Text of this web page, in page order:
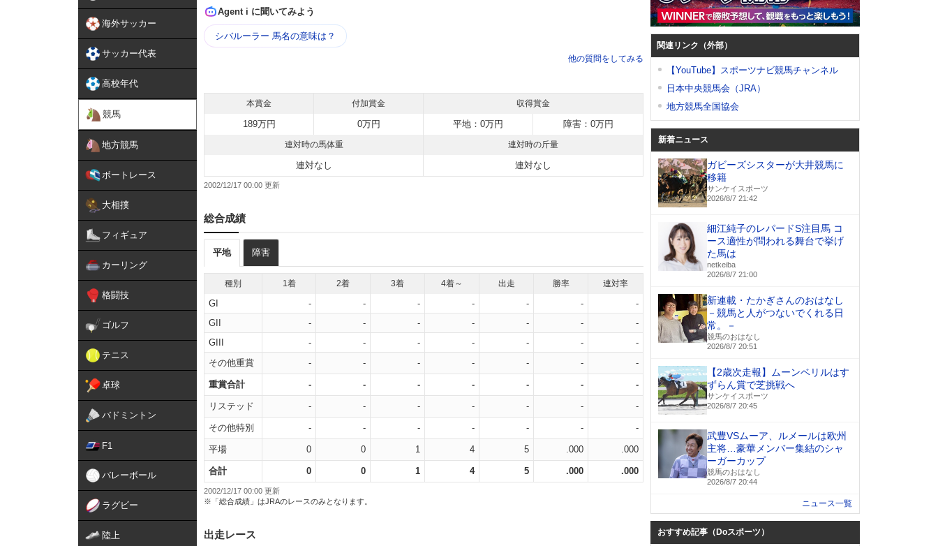
海外サッカー
サッカー代表
高校年代
競馬
地方競馬
ボートレース
大相撲
フィギュア
カーリング
格闘技
ゴルフ
テニス
卓球
バドミントン
F1
バレーボール
ラグビー
陸上
Agent i に聞いてみよう
シバルーラー 馬名の意味は？
他の質問をしてみる
本賞金 付加賞金 収得賞金
189万円 0万円 平地：0万円 障害：0万円
連対時の馬体重 連対時の斤量
連対なし 連対なし
2002/12/17 00:00
総合成績
平地 障害
種別 1着 2着 3着 4着～ 出走 勝率 連対率
GI - - - - - -
-
GII
- - - - - -
-
GIII
- - - - - -
-
その他重賞
- - - - - - -
重賞合計 - - - - - - -
リステッド - - - - - - -
その他特別 - - - - - - -
平場 0 0 1 4 5 .000 .000
合計 0 0 1 4 5 .000 .000
2002/12/17 00:00 更新
※「総合成績」はJRAのレースのみとなります。
出走レース
関連リンク（外部）
【YouTube】スポーツナビ競馬チャンネル
日本中央競馬会（JRA）
地方競馬全国協会
新着ニュース
ガビーズシスターが大井競馬に
移籍
サンケイスポーツ
2026/8/7 21:42
細江純子のレパードS注目馬 コ
ース適性が問われる舞台で挙げ
た馬は
netkeiba
2026/8/7 21:00
新連載・たかぎさんのおはなし
－競馬と人がつないでくれる日
常。－
競馬のおはなし
2026/8/7 20:51
【2歳次走報】ムーンベリルはす
ずらん賞で芝挑戦へ
サンケイスポーツ
2026/8/7 20:45
武豊VSムーア、ルメールは欧州
主将…豪華メンバー集結のシャ
ーガーカップ
競馬のおはなし
2026/8/7 20:44
ニュース一覧
おすすめ記事（Doスポーツ）